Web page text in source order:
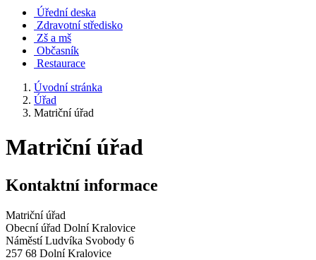
Úřední deska
Zdravotní středisko
Zš a mš
Občasník
Restaurace
Úvodní stránka
Úřad
Matriční úřad
Matriční úřad
Kontaktní informace
Matriční úřad
Obecní úřad Dolní Kralovice
Náměstí Ludvíka Svobody 6
257 68 Dolní Kralovice